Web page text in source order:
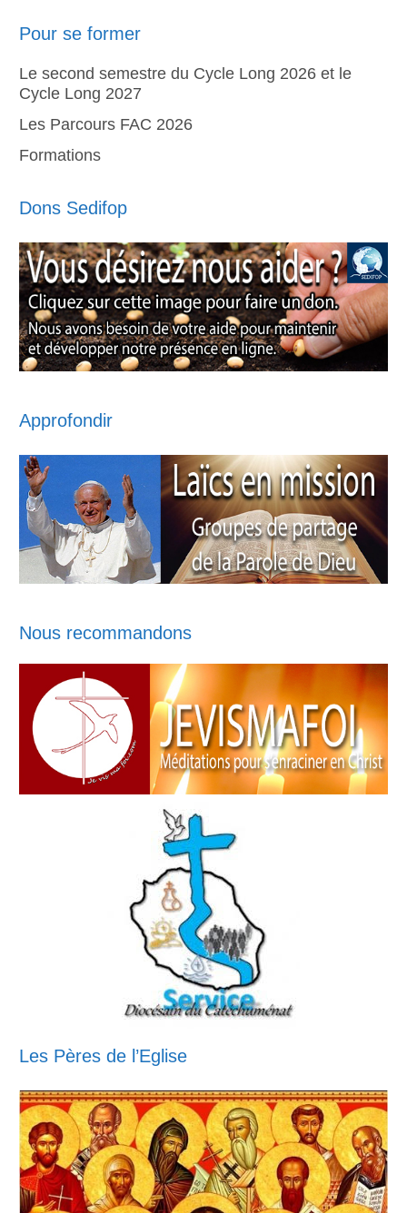
Pour se former
Le second semestre du Cycle Long 2026 et le
Cycle Long 2027
Les Parcours FAC 2026
Formations
Dons Sedifop
Approfondir
Nous recommandons
Les Pères de l’Eglise